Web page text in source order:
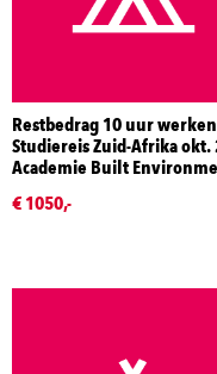
Restbedrag 10 uur werken
Studiereis Zuid-Afrika okt.
Academie Built
€ 1050,-